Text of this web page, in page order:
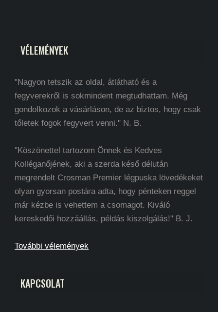
VÉLEMÉNYEK
"Nagyon tetszik az oldal, átlátható és a
fegyverekről is sokmindent megtudhattam. Még
gondolkozok a vásárláson, de az biztos, hogy csak
tőletek fogok fegyvert venni." N. B.
"Köszönettel tartozom Önnek és Kedves
Kolléganőjének, aki a szerda késő délután
megrendelt Crosman Premier légpuska lövedékeket
olyan gyorsan postára adta, hogy pénteken reggel
már kézbe is vehettem a csomagot. Kiváló
kereskedői hozzáállás, példás kiszolgálás!" B. J.
További vélemények
KAPCSOLAT